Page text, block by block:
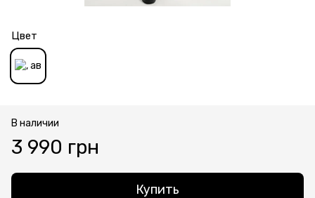
Цвет
В наличии
3 990 грн
Купить